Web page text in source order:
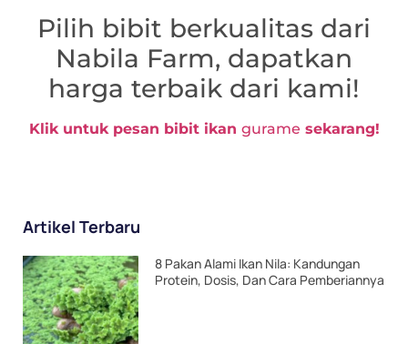
Pilih bibit berkualitas dari
Nabila Farm, dapatkan
harga terbaik dari kami!
Klik untuk pesan bibit ikan gurame sekarang!
Artikel Terbaru
8 Pakan Alami Ikan Nila: Kandungan
Protein, Dosis, Dan Cara Pemberiannya